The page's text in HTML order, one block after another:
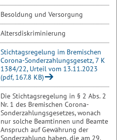
Besoldung und Versorgung
Altersdiskriminierung
Stichtagsregelung im Bremischen
Corona-Sonderzahlungsgesetz, 7 K
1384/22, Urteil vom 13.11.2023
(pdf, 167.8 KB)
Die Stichtagsregelung in § 2 Abs. 2
Nr. 1 des Bremischen Corona-
Sonderzahlungsgesetzes, wonach
nur solche Beamtinnen und Beamte
Anspruch auf Gewährung der
Sonderzahlung haben, die am 29.